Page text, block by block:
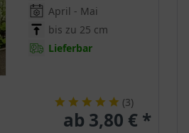
April - Mai
bis zu 25 cm
Lieferbar
(3)
ab 3,80 € *